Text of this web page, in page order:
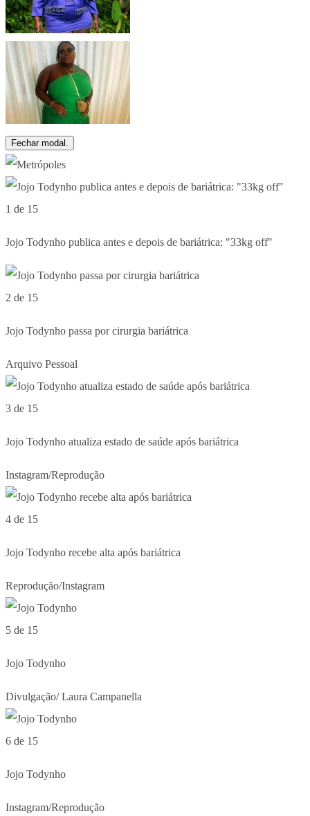
Fechar modal.
1 de 15
Jojo Todynho publica antes e depois de bariátrica: "33kg off"
2 de 15
Jojo Todynho passa por cirurgia bariátrica
Arquivo Pessoal
3 de 15
Jojo Todynho atualiza estado de saúde após bariátrica
Instagram/Reprodução
4 de 15
Jojo Todynho recebe alta após bariátrica
Reprodução/Instagram
5 de 15
Jojo Todynho
Divulgação/ Laura Campanella
6 de 15
Jojo Todynho
Instagram/Reprodução